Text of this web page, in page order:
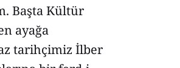
Başta Kültür
ayağa
tarihçimiz İlber